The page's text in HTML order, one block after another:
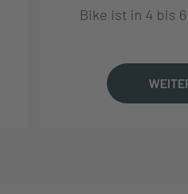
U6000 11S, SHADOW+, 11-GANG
U6000, RAPIDFIRE+,
Bike ist in 4 bis